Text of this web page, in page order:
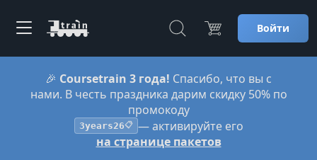
Войти
🎉 Coursetrain 3 года! Спасибо, что вы с
нами. В честь праздника дарим скидку 50% по
промокоду
3years26📋 — активируйте его
на странице пакетов